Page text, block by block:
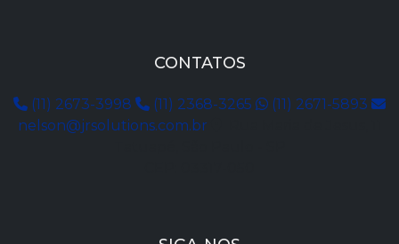
CONTATOS
(11) 2673-3998 (11) 2368-3265
(11) 2671-5893
nelson@jrsolutions.com.br